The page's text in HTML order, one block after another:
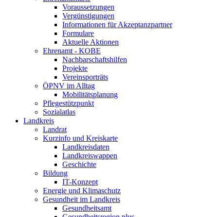
Voraussetzungen
Vergünstigungen
Informationen für Akzeptanzpartner
Formulare
Aktuelle Aktionen
Ehrenamt - KOBE
Nachbarschaftshilfen
Projekte
Vereinsporträts
ÖPNV im Alltag
Mobilitätsplanung
Pflegestützpunkt
Sozialatlas
Landkreis
Landrat
Kurzinfo und Kreiskarte
Landkreisdaten
Landkreiswappen
Geschichte
Bildung
IT-Konzept
Energie und Klimaschutz
Gesundheit im Landkreis
Gesundheitsamt